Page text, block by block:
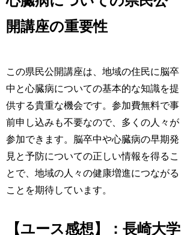
開講座の重要性
この県民公開講座は、地域の住民に脳卒
中と心臓病についての基本的な知識を提
供する貴重な機会です。参加費無料で事
前申し込みも不要なので、多くの人々が
参加できます。脳卒中や心臓病の早期発
見と予防についての正しい情報を得るこ
とで、地域の人々の健康増進につながる
ことを期待しています。
【ユース感想】：長崎大学